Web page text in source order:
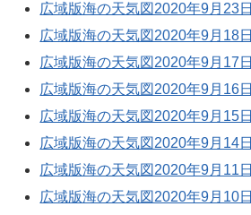
広域版海の天気図2020年9月23日
広域版海の天気図2020年9月18日
広域版海の天気図2020年9月17日
広域版海の天気図2020年9月16日
広域版海の天気図2020年9月15日
広域版海の天気図2020年9月14日
広域版海の天気図2020年9月11日
広域版海の天気図2020年9月10日